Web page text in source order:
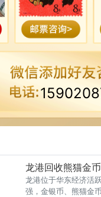
龙港位于华东经济活
强，金银币、熊猫金